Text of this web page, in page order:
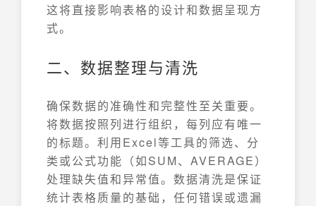
这将直接影响表格的设计和数据呈现方
式。
二、数据整理与清洗
确保数据的准确性和完整性至关重要。
将数据按照列进行组织，每列应有唯一
的标题。利用Excel等工具的筛选、分
类或公式功能（如SUM、AVERAGE）
处理缺失值和异常值。数据清洗是保证
统计表格质量的基础，任何错误或遗漏